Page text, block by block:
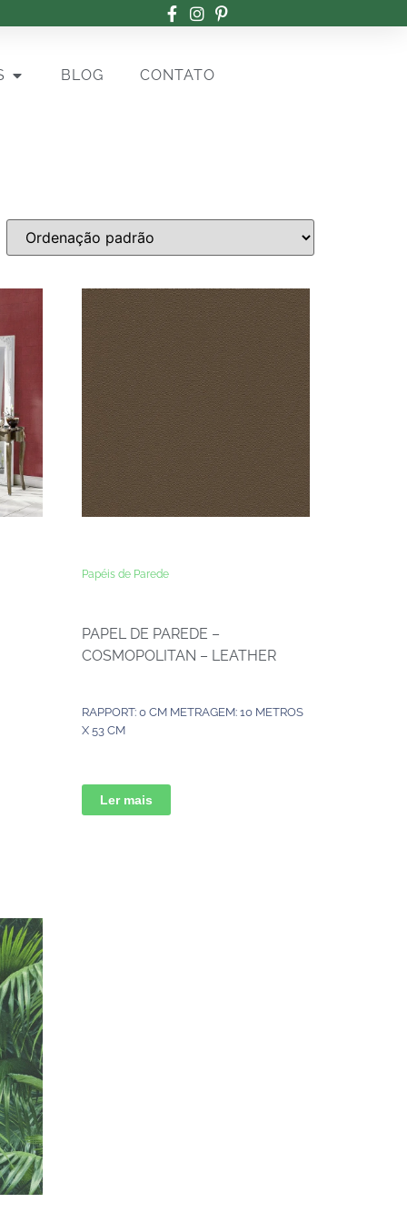
BLOG CONTATO
Papéis de Parede
PAPEL DE PAREDE –
COSMOPOLITAN – LEATHER
RAPPORT: 0 CM METRAGEM: 10 METROS
X 53 CM
Ler mais